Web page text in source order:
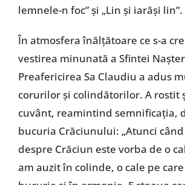
lemnele-n foc” și „Lin și iarăși lin”.
În atmosfera înălțătoare ce s-a
vestirea minunată a Sfintei
Preafericirea Sa Claudiu a adus
corurilor și colindătorilor. A rostit
cuvânt, reamintind semnificația,
bucuria Crăciunului: „Atunci
despre Crăciun este vorba de o
am auzit în colinde, o cale pe